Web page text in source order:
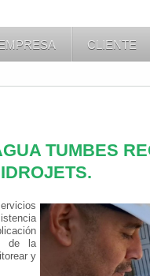
CLIENTE
TUMBES
de la
y